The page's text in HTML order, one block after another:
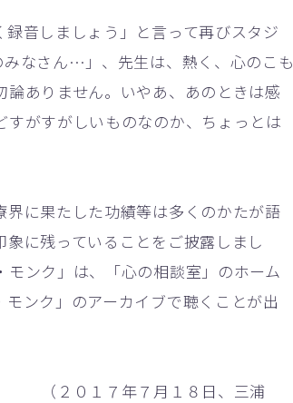
音しましょう」と言って再びスタジ
なさん…」、先生は、熱く、心のこも
ありません。いやあ、あのときは感
がすがしいものなのか、ちょっとは
に果たした功績等は多くのかたが語
に残っていることをご披露しまし
ンク」は、「心の相談室」のホーム
ンク」のアーカイブで聴くことが出
８日、三浦